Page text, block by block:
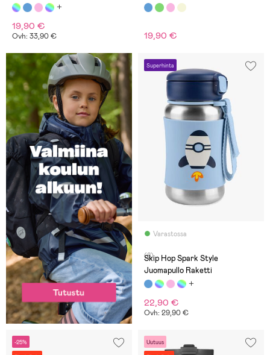
19,90 €
Ovh: 33,90 € 19,90 €
Superhinta
Varastossa
(8)
Skip Hop Spark Style
Juomapullo Raketti
22,90 €
Ovh: 29,90 €
-25% Uutuus